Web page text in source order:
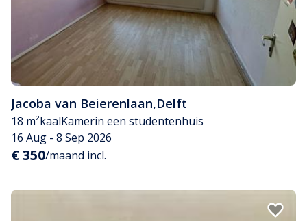
Jacoba van Beierenlaan,Delft
18 m²kaalKamerin een studentenhuis
16 Aug - 8 Sep 2026
€ 350/maand incl.